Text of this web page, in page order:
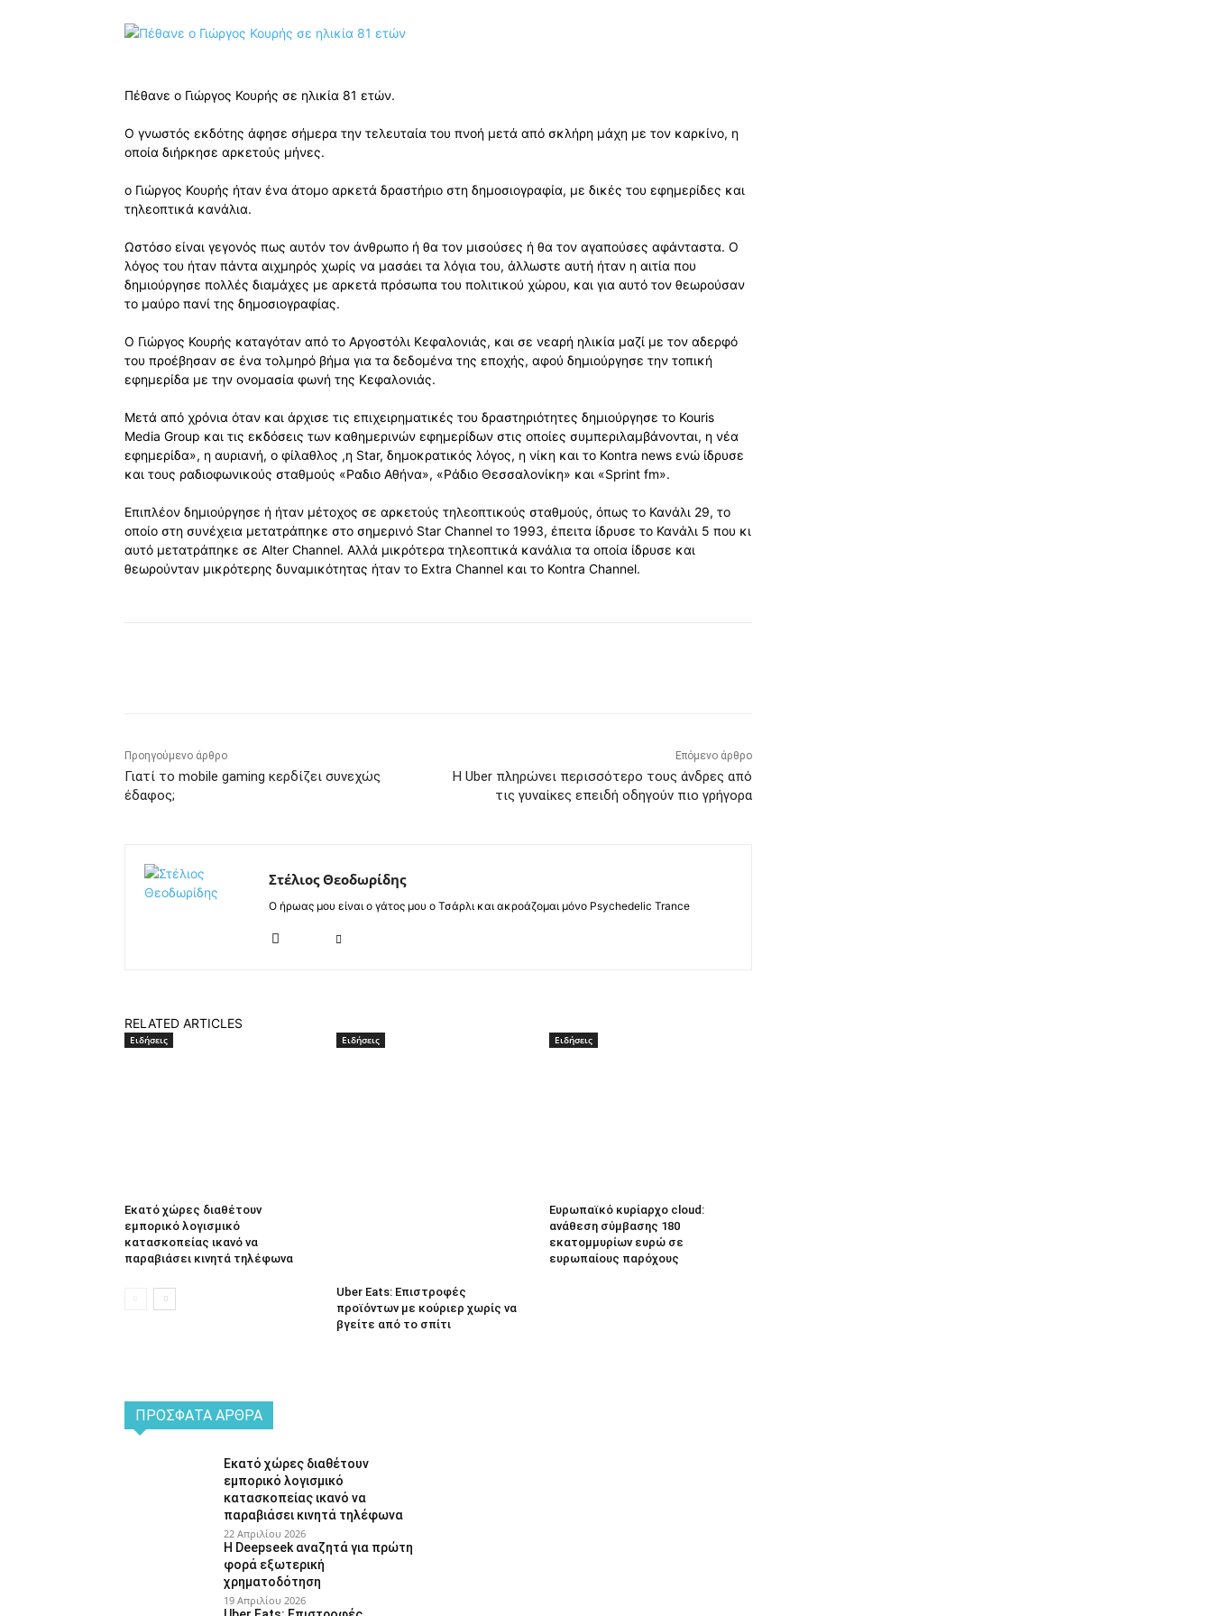
Πέθανε ο Γιώργος Κουρής σε ηλικία 81 ετών.
O γνωστός εκδότης άφησε σήμερα την τελευταία του πνοή μετά από σκλήρη μάχη με τον καρκίνο, η
οποία διήρκησε αρκετούς μήνες.
ο Γιώργος Κουρής ήταν ένα άτομο αρκετά δραστήριο στη δημοσιογραφία, με δικές του εφημερίδες και
τηλεοπτικά κανάλια.
Ωστόσο είναι γεγονός πως αυτόν τον άνθρωπο ή θα τον μισούσες ή θα τον αγαπούσες αφάνταστα. Ο
λόγος του ήταν πάντα αιχμηρός χωρίς να μασάει τα λόγια του, άλλωστε αυτή ήταν η αιτία που
δημιούργησε πολλές διαμάχες με αρκετά πρόσωπα του πολιτικού χώρου, και για αυτό τον θεωρούσαν
το μαύρο πανί της δημοσιογραφίας.
Ο Γιώργος Κουρής καταγόταν από το Αργοστόλι Κεφαλονιάς, και σε νεαρή ηλικία μαζί με τον αδερφό
του προέβησαν σε ένα τολμηρό βήμα για τα δεδομένα της εποχής, αφού δημιούργησε την τοπική
εφημερίδα με την ονομασία φωνή της Κεφαλονιάς.
Μετά από χρόνια όταν και άρχισε τις επιχειρηματικές του δραστηριότητες δημιούργησε το Kouris
Media Group και τις εκδόσεις των καθημερινών εφημερίδων στις οποίες συμπεριλαμβάνονται, η νέα
εφημερίδα», η αυριανή, ο φίλαθλος ,η Star, δημοκρατικός λόγος, η νίκη και το Kontra news ενώ ίδρυσε
και τους ραδιοφωνικούς σταθμούς «Ραδιο Αθήνα», «Ράδιο Θεσσαλονίκη» και «Sprint fm».
Επιπλέον δημιούργησε ή ήταν μέτοχος σε αρκετούς τηλεοπτικούς σταθμούς, όπως το Κανάλι 29, το
οποίο στη συνέχεια μετατράπηκε στο σημερινό Star Channel το 1993, έπειτα ίδρυσε το Κανάλι 5 που κι
αυτό μετατράπηκε σε Alter Channel. Αλλά μικρότερα τηλεοπτικά κανάλια τα οποία ίδρυσε και
θεωρούνταν μικρότερης δυναμικότητας ήταν το Extra Channel και το Kontra Channel.
Προηγούμενο άρθρο
Γιατί το mobile gaming κερδίζει συνεχώς
έδαφος;
Επόμενο άρθρο
Η Uber πληρώνει περισσότερο τους άνδρες από
τις γυναίκες επειδή οδηγούν πιο γρήγορα
Στέλιος Θεοδωρίδης
Ο ήρωας μου είναι ο γάτος μου ο Τσάρλι και ακροάζομαι μόνο Psychedelic Trance
RELATED ARTICLES
Ειδήσεις
Εκατό χώρες διαθέτουν
εμπορικό λογισμικό
κατασκοπείας ικανό να
παραβιάσει κινητά τηλέφωνα
Ειδήσεις
Uber Eats: Επιστροφές
προϊόντων με κούριερ χωρίς να
βγείτε από το σπίτι
Ειδήσεις
Ευρωπαϊκό κυρίαρχο cloud:
ανάθεση σύμβασης 180
εκατομμυρίων ευρώ σε
ευρωπαίους παρόχους
ΠΡΌΣΦΑΤΑ ΆΡΘΡΑ
Εκατό χώρες διαθέτουν
εμπορικό λογισμικό
κατασκοπείας ικανό να
παραβιάσει κινητά τηλέφωνα
22 Απριλίου 2026
Η Deepseek αναζητά για πρώτη
φορά εξωτερική
χρηματοδότηση
19 Απριλίου 2026